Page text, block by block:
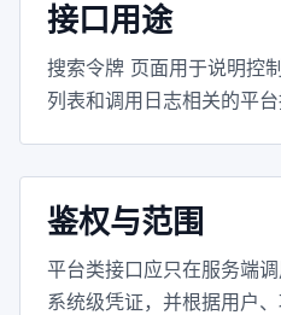
接口用途
搜索令牌 页面用于说明控
列表和调用日志相关的平台
鉴权与范围
平台类接口应只在服务端
系统级凭证，并根据用户